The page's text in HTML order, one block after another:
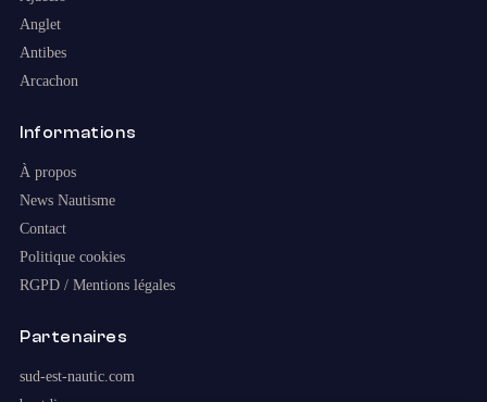
Anglet
Antibes
Arcachon
Informations
À propos
News Nautisme
Contact
Politique cookies
RGPD / Mentions légales
Partenaires
sud-est-nautic.com